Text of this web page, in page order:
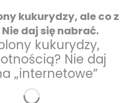
kukurydzy, ale co z
daj się nabrać.
kukurydzy,
Nie daj
„internetowe”